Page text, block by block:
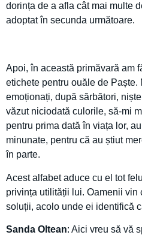
dorința de a afla cât mai multe
adoptat în secunda următoare.
Apoi, în această primăvară am
etichete pentru ouăle de Paște.
emoționați, după sărbători,
văzut niciodată culorile, să-mi
pentru prima dată în viața lor,
minunate, pentru că au știut
în parte.
Acest alfabet aduce cu el tot
privința utilității lui. Oamenii vin
soluții, acolo unde ei identifică
Sanda Oltean: Aici vreu să vă